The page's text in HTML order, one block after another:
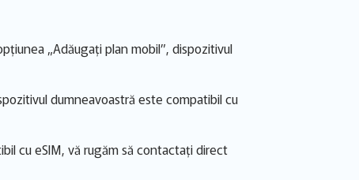
„Adăugați plan mobil”, dispozitivul
dumneavoastră este compatibil cu
cu eSIM, vă rugăm să contactați direct